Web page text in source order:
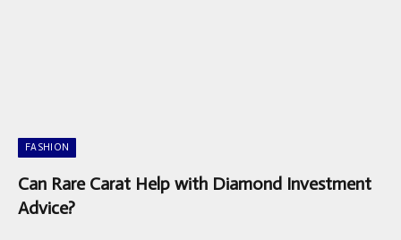
FASHION
Can Rare Carat Help with Diamond Investment
Advice?